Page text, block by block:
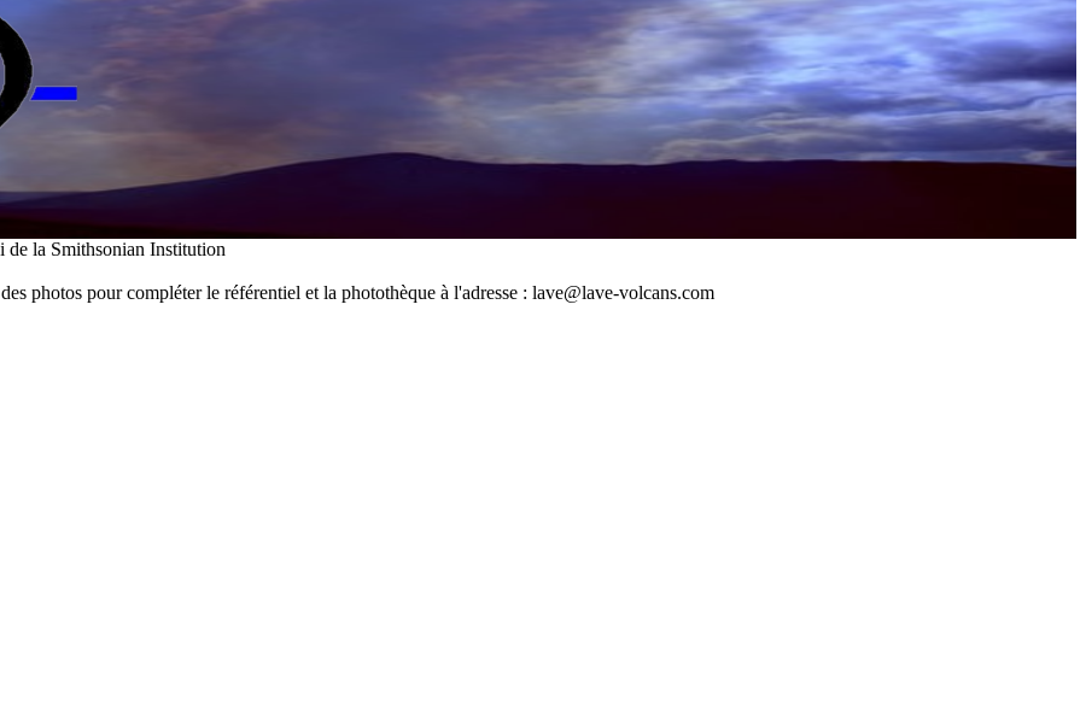
de la Smithsonian Institution
photos pour compléter le référentiel et la photothèque à l'adresse : lave@lave-volcans.com